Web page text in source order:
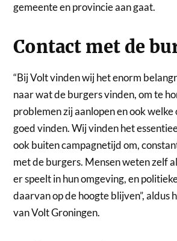
gemeente en provincie aan gaat.
Contact met de
“Bij Volt vinden wij het enorm
naar wat de burgers vinden, om te
problemen zij aanlopen en ook welke
goed vinden. Wij vinden het
ook buiten campagnetijd om,
met de burgers. Mensen weten zelf
er speelt in hun omgeving, en
daarvan op de hoogte blijven”, aldus
van Volt Groningen.